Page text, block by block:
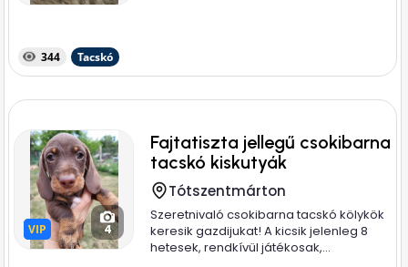
344 Tacskó
VIP
VIP 4
Fajtatiszta jellegű csokibarna
tacskó kiskutyák
Tótszentmárton
Szeretnivaló csokibarna tacskó kölykök
keresik gazdijukat! A kicsik jelenleg 8
hetesek, rendkívül játékosak,...